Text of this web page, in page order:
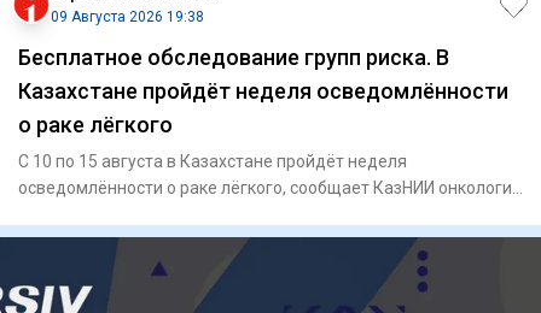
09 Августа 2026 19:38
Бесплатное обследование групп риска. В
Казахстане пройдёт неделя осведомлённости
о раке лёгкого
С 10 по 15 августа в Казахстане пройдёт неделя
осведомлённости о раке лёгкого, сообщает КазНИИ онкологии